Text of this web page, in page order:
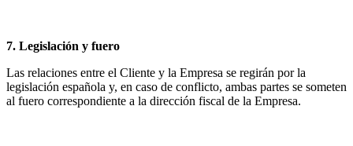
7. Legislación y fuero
Las relaciones entre el Cliente y la Empresa se regirán por la
legislación española y, en caso de conflicto, ambas partes se someten
al fuero correspondiente a la dirección fiscal de la Empresa.